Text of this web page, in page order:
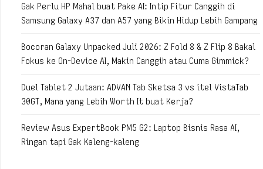
Gak Perlu HP Mahal buat Pake AI: Intip Fitur Canggih di
Samsung Galaxy A37 dan A57 yang Bikin Hidup Lebih Gampang
Bocoran Galaxy Unpacked Juli 2026: Z Fold 8 & Z Flip 8 Bakal
Fokus ke On-Device AI, Makin Canggih atau Cuma Gimmick?
Duel Tablet 2 Jutaan: ADVAN Tab Sketsa 3 vs itel VistaTab
30GT, Mana yang Lebih Worth It buat Kerja?
Review Asus ExpertBook PM5 G2: Laptop Bisnis Rasa AI,
Ringan tapi Gak Kaleng-kaleng